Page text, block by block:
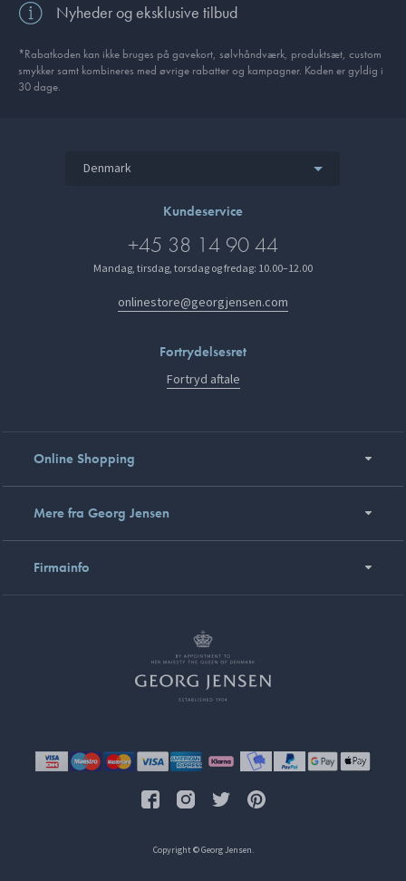
Nyheder og eksklusive tilbud
*Rabatkoden kan ikke bruges på gavekort, sølvhåndværk, produktsæt, custom
smykker samt kombineres med øvrige rabatter og kampagner. Koden er gyldig i
30 dage.
Denmark
Kundeservice
+45 38 14 90 44
Mandag, tirsdag, torsdag og fredag: 10.00–12.00
onlinestore@georgjensen.com
Fortrydelsesret
Fortryd aftale
Online Shopping
Mere fra Georg Jensen
Firmainfo
Copyright © Georg Jensen.